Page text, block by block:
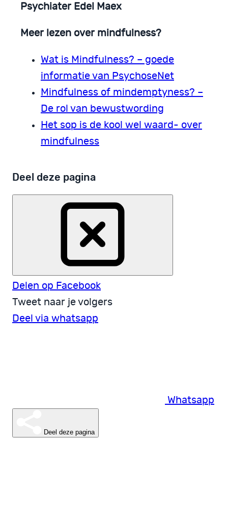
Psychiater Edel Maex
Meer lezen over mindfulness?
Wat is Mindfulness? – goede
informatie van PsychoseNet
Mindfulness of mindemptyness? –
De rol van bewustwording
Het sop is de kool wel waard- over
mindfulness
Deel deze pagina
Delen op Facebook
Tweet naar je volgers
Deel via whatsapp
Whatsapp
Deel deze pagina